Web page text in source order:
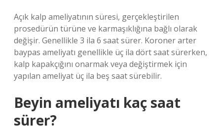
Açık kalp ameliyatının süresi, gerçekleştirilen
prosedürün türüne ve karmaşıklığına bağlı olarak
değişir. Genellikle 3 ila 6 saat sürer. Koroner arter
baypas ameliyatı genellikle üç ila dört saat sürerken,
kalp kapakçığını onarmak veya değiştirmek için
yapılan ameliyat üç ila beş saat sürebilir.
Beyin ameliyatı kaç saat
sürer?